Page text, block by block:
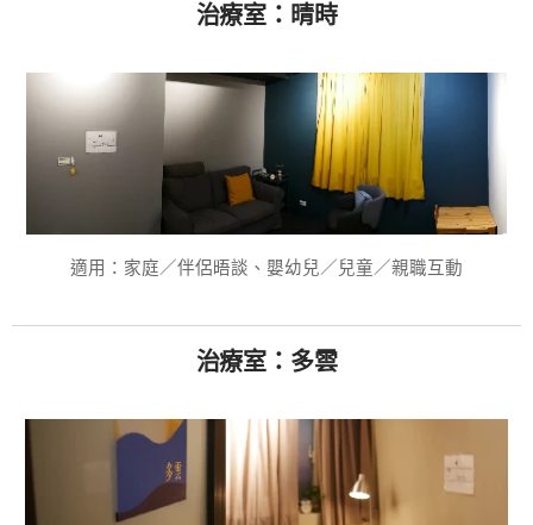
治療室：晴時
適用：家庭／伴侶晤談、嬰幼兒／兒童／親職互動
治療室：多雲